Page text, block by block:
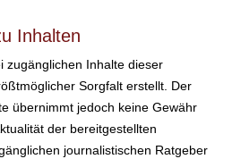
Inhalten
zugänglichen Inhalte dieser
Sorgfalt erstellt. Der
übernimmt jedoch keine Gewähr
der bereitgestellten
journalistischen Ratgeber